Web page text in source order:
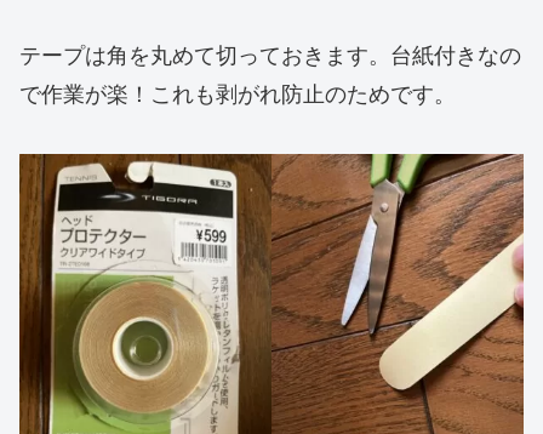
テープは角を丸めて切っておきます。台紙付きなの
で作業が楽！これも剥がれ防止のためです。